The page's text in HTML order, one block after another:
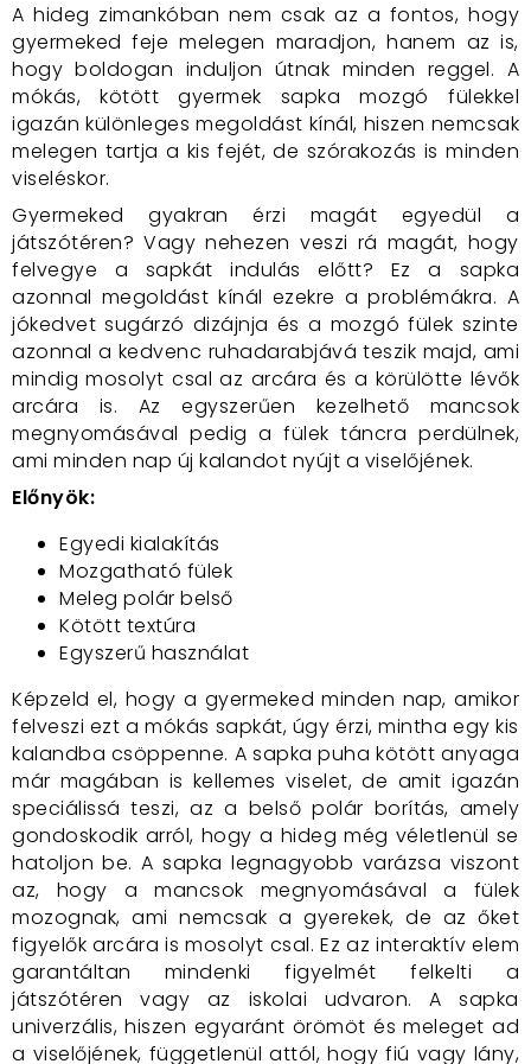
A hideg zimankóban nem csak az a fontos, hogy
gyermeked feje melegen maradjon, hanem az is,
hogy boldogan induljon útnak minden reggel. A
mókás, kötött gyermek sapka mozgó fülekkel
igazán különleges megoldást kínál, hiszen nemcsak
melegen tartja a kis fejét, de szórakozás is minden
viseléskor.
Gyermeked gyakran érzi magát egyedül a
játszótéren? Vagy nehezen veszi rá magát, hogy
felvegye a sapkát indulás előtt? Ez a sapka
azonnal megoldást kínál ezekre a problémákra. A
jókedvet sugárzó dizájnja és a mozgó fülek szinte
azonnal a kedvenc ruhadarabjává teszik majd, ami
mindig mosolyt csal az arcára és a körülötte lévők
arcára is. Az egyszerűen kezelhető mancsok
megnyomásával pedig a fülek táncra perdülnek,
ami minden nap új kalandot nyújt a viselőjének.
Előnyök:
Egyedi kialakítás
Mozgatható fülek
Meleg polár belső
Kötött textúra
Egyszerű használat
Képzeld el, hogy a gyermeked minden nap, amikor
felveszi ezt a mókás sapkát, úgy érzi, mintha egy kis
kalandba csöppenne. A sapka puha kötött anyaga
már magában is kellemes viselet, de amit igazán
speciálissá teszi, az a belső polár borítás, amely
gondoskodik arról, hogy a hideg még véletlenül se
hatoljon be. A sapka legnagyobb varázsa viszont
az, hogy a mancsok megnyomásával a fülek
mozognak, ami nemcsak a gyerekek, de az őket
figyelők arcára is mosolyt csal. Ez az interaktív elem
garantáltan mindenki figyelmét felkelti a
játszótéren vagy az iskolai udvaron. A sapka
univerzális, hiszen egyaránt örömöt és meleget ad
a viselőjének, függetlenül attól, hogy fiú vagy lány,